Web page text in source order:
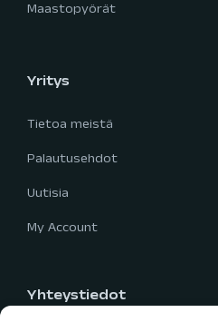
Maastopyörät
Yritys
Tietoa meistä
Palautusehdot
Uutisia
My Account
Yhteystiedot